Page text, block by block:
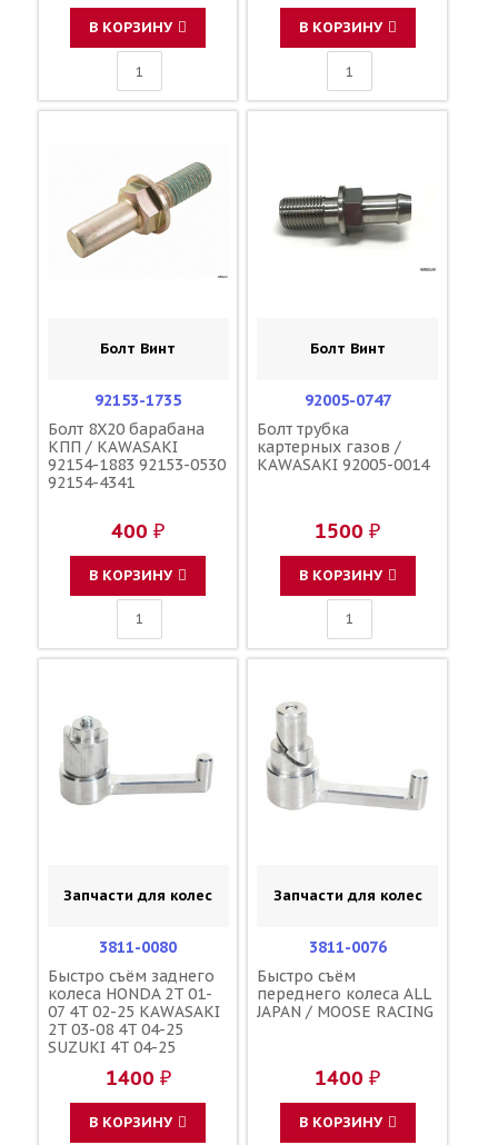
В КОРЗИНУ В КОРЗИНУ
Болт Винт
92153-1735
Болт 8X20 барабана
КПП / KAWASAKI
92154-1883 92153-0530
92154-4341
400 ₽
В КОРЗИНУ
Болт Винт
92005-0747
Болт трубка
картерных газов /
KAWASAKI 92005-0014
1500 ₽
В КОРЗИНУ
Запчасти для колес
3811-0080
Быстро съём заднего
колеса HONDA 2T 01-
07 4T 02-25 KAWASAKI
2T 03-08 4T 04-25
SUZUKI 4T 04-25
09-25 / MOOSE RACING
1400 ₽
В КОРЗИНУ
Запчасти для колес
3811-0076
Быстро съём
переднего колеса ALL
JAPAN / MOOSE RACING
1400 ₽
В КОРЗИНУ